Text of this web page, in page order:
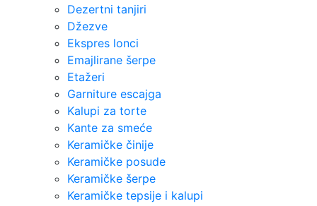
Dezertni tanjiri
Džezve
Ekspres lonci
Emajlirane šerpe
Etažeri
Garniture escajga
Kalupi za torte
Kante za smeće
Keramičke činije
Keramičke posude
Keramičke šerpe
Keramičke tepsije i kalupi